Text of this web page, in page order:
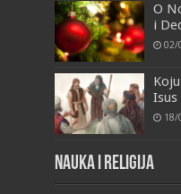
O
i
02/
18/
Nauka i religija